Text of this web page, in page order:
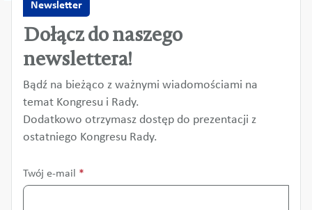
Newsletter
Dołącz do naszego
newslettera!
Bądź na bieżąco z ważnymi wiadomościami na
temat Kongresu i Rady.
Dodatkowo otrzymasz dostęp do prezentacji z
ostatniego Kongresu Rady.
Twój e-mail *